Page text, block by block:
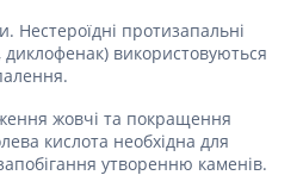
протизапальні
використовуються
жовчі та покращення
кислота необхідна для
утворенню каменів.